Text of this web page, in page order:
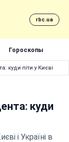
rbc.ua
Гороскопы
куди піти у Києві
куди
і Україні в